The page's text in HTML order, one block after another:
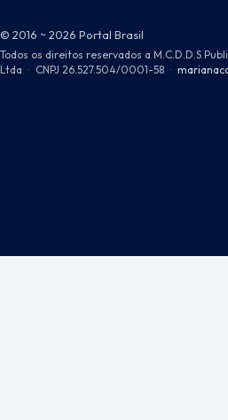
© 2016 ~ 2026 Portal Brasil
Todos os direitos reservados a M.C.D.D.S
Ltda · CNPJ 26.527.504/0001-58 ·